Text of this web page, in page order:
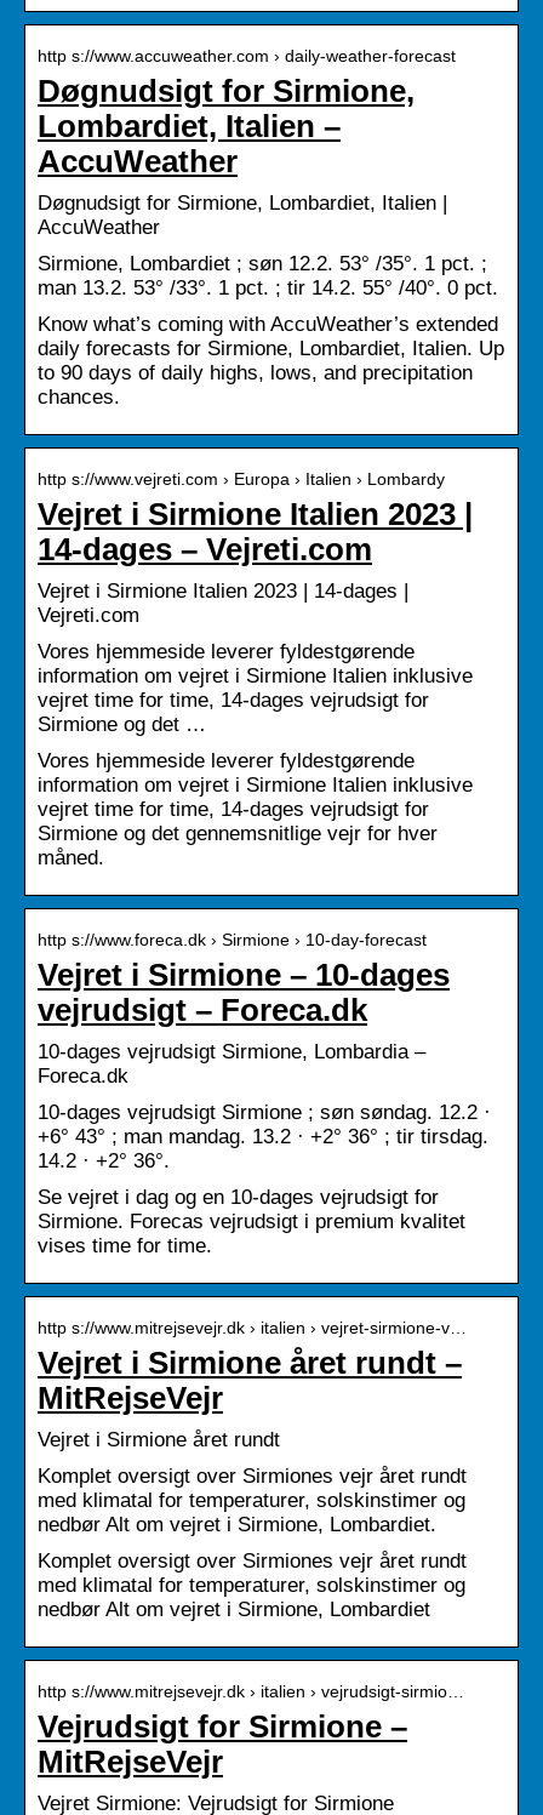
http s://www.accuweather.com › daily-weather-forecast
Døgnudsigt for Sirmione,
Lombardiet, Italien –
AccuWeather
Døgnudsigt for Sirmione, Lombardiet, Italien |
AccuWeather
Sirmione, Lombardiet ; søn 12.2. 53° /35°. 1 pct. ;
man 13.2. 53° /33°. 1 pct. ; tir 14.2. 55° /40°. 0 pct.
Know what’s coming with AccuWeather’s extended
daily forecasts for Sirmione, Lombardiet, Italien. Up
to 90 days of daily highs, lows, and precipitation
chances.
http s://www.vejreti.com › Europa › Italien › Lombardy
Vejret i Sirmione Italien 2023 |
14-dages – Vejreti.com
Vejret i Sirmione Italien 2023 | 14-dages |
Vejreti.com
Vores hjemmeside leverer fyldestgørende
information om vejret i Sirmione Italien inklusive
vejret time for time, 14-dages vejrudsigt for
Sirmione og det …
Vores hjemmeside leverer fyldestgørende
information om vejret i Sirmione Italien inklusive
vejret time for time, 14-dages vejrudsigt for
Sirmione og det gennemsnitlige vejr for hver
måned.
http s://www.foreca.dk › Sirmione › 10-day-forecast
Vejret i Sirmione – 10-dages
vejrudsigt – Foreca.dk
10-dages vejrudsigt Sirmione, Lombardia –
Foreca.dk
10-dages vejrudsigt Sirmione ; søn søndag. 12.2 ·
+6° 43° ; man mandag. 13.2 · +2° 36° ; tir tirsdag.
14.2 · +2° 36°.
Se vejret i dag og en 10-dages vejrudsigt for
Sirmione. Forecas vejrudsigt i premium kvalitet
vises time for time.
http s://www.mitrejsevejr.dk › italien › vejret-sirmione-v…
Vejret i Sirmione året rundt –
MitRejseVejr
Vejret i Sirmione året rundt
Komplet oversigt over Sirmiones vejr året rundt
med klimatal for temperaturer, solskinstimer og
nedbør Alt om vejret i Sirmione, Lombardiet.
Komplet oversigt over Sirmiones vejr året rundt
med klimatal for temperaturer, solskinstimer og
nedbør Alt om vejret i Sirmione, Lombardiet
http s://www.mitrejsevejr.dk › italien › vejrudsigt-sirmio…
Vejrudsigt for Sirmione –
MitRejseVejr
Vejret Sirmione: Vejrudsigt for Sirmione